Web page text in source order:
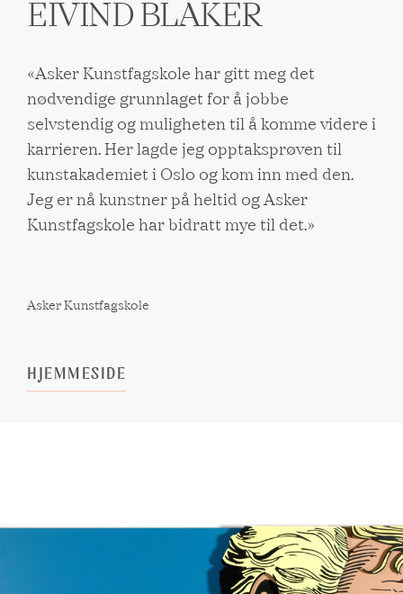
EIVIND BLAKER
«Asker Kunstfagskole har gitt meg det
nødvendige grunnlaget for å jobbe
selvstendig og muligheten til å komme videre i
karrieren. Her lagde jeg opptaksprøven til
kunstakademiet i Oslo og kom inn med den.
Jeg er nå kunstner på heltid og Asker
Kunstfagskole har bidratt mye til det.»
Asker Kunstfagskole
HJEMMESIDE